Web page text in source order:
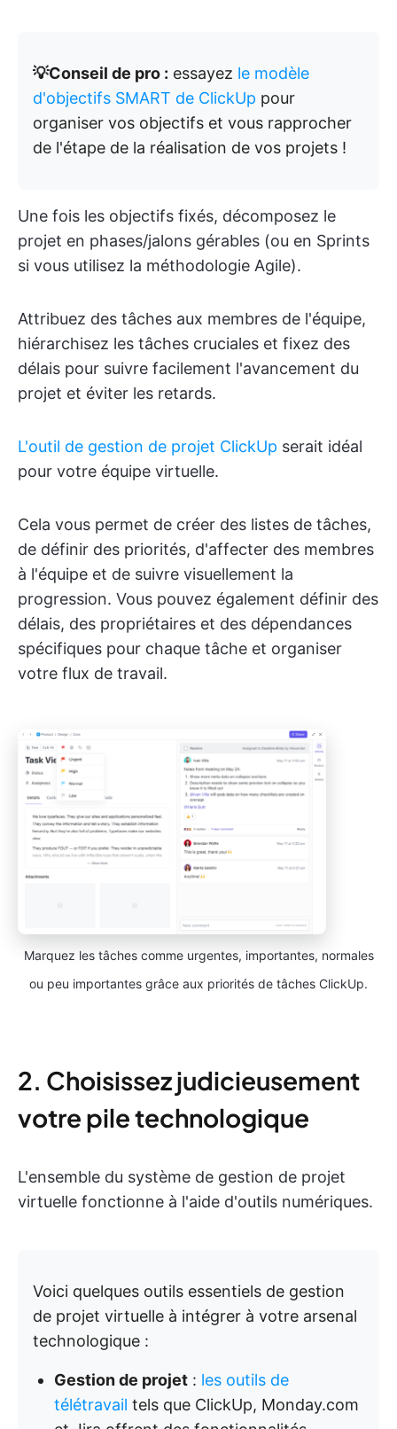
💡Conseil de pro : essayez le modèle
d'objectifs SMART de ClickUp pour
organiser vos objectifs et vous rapprocher
de l'étape de la réalisation de vos projets !
Une fois les objectifs fixés, décomposez le
projet en phases/jalons gérables (ou en Sprints
si vous utilisez la méthodologie Agile).
Attribuez des tâches aux membres de l'équipe,
hiérarchisez les tâches cruciales et fixez des
délais pour suivre facilement l'avancement du
projet et éviter les retards.
L'outil de gestion de projet ClickUp serait idéal
pour votre équipe virtuelle.
Cela vous permet de créer des listes de tâches,
de définir des priorités, d'affecter des membres
à l'équipe et de suivre visuellement la
progression. Vous pouvez également définir des
délais, des propriétaires et des dépendances
spécifiques pour chaque tâche et organiser
votre flux de travail.
Marquez les tâches comme urgentes, importantes, normales
ou peu importantes grâce aux priorités de tâches ClickUp.
2. Choisissez judicieusement
votre pile technologique
L'ensemble du système de gestion de projet
virtuelle fonctionne à l'aide d'outils numériques.
Voici quelques outils essentiels de gestion
de projet virtuelle à intégrer à votre arsenal
technologique :
Gestion de projet : les outils de
télétravail tels que ClickUp, Monday.com